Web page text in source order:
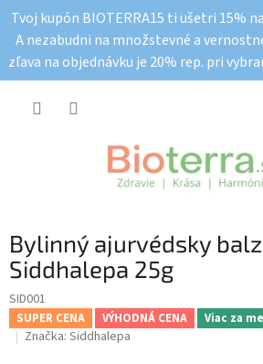
obsah
Tvoj kupón BIOTERRA15 ti ušetri 15%
A nezabudni na množstevné a
zľava na objednávku je 20% rep. pri
Bylinný ajurvédsky
Siddhalepa 25g
SID001
SUPER CENA VÝHODNÁ CENA Viac za
Značka: Siddhalepa